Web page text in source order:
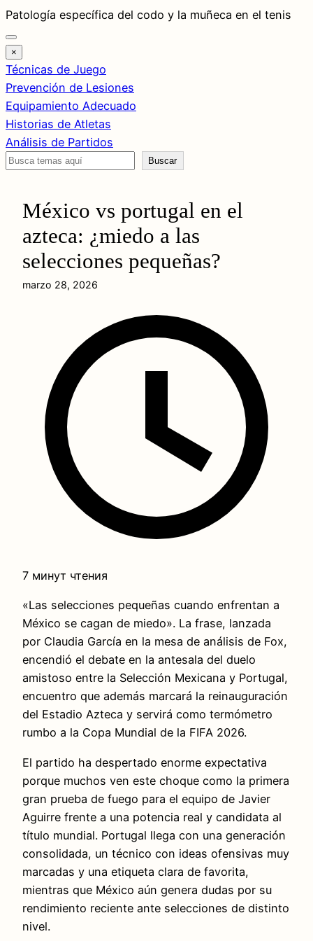
Saltar
al
contenido
Patología específica del codo y la muñeca en el tenis
×
Técnicas de Juego
Prevención de Lesiones
Equipamiento Adecuado
Historias de Atletas
Análisis de Partidos
Buscar
Buscar
México vs portugal en el
azteca: ¿miedo a las
selecciones pequeñas?
marzo 28, 2026
7 минут чтения
«Las selecciones pequeñas cuando enfrentan a
México se cagan de miedo». La frase, lanzada
por Claudia García en la mesa de análisis de Fox,
encendió el debate en la antesala del duelo
amistoso entre la Selección Mexicana y Portugal,
encuentro que además marcará la reinauguración
del Estadio Azteca y servirá como termómetro
rumbo a la Copa Mundial de la FIFA 2026.
El partido ha despertado enorme expectativa
porque muchos ven este choque como la primera
gran prueba de fuego para el equipo de Javier
Aguirre frente a una potencia real y candidata al
título mundial. Portugal llega con una generación
consolidada, un técnico con ideas ofensivas muy
marcadas y una etiqueta clara de favorita,
mientras que México aún genera dudas por su
rendimiento reciente ante selecciones de distinto
nivel.